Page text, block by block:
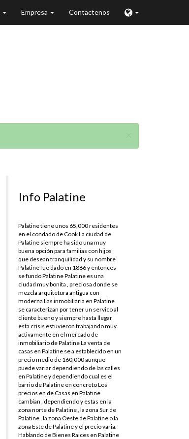
Empresa Contactenos
×
Info Palatine
Palatine tiene unos 65,000 residentes
en el condado de Cook La ciudad de
Palatine siempre ha sido una muy
buena opción para familias con hijos
que desean tranquilidad y su nombre
Palatine fue dado en 1866 y entonces
se fundo Palatine Palatine es una
ciudad muy bonita , preciosa donde se
mezcla arquitetura antigua con
moderna Las inmobiliaria en Palatine
se caracterizan por tener un servico al
cliente bueno y siempre hasta llegar
esta crisis estuvieron trabajando muy
activamente en el mercado de
inmobiliario de Palatine La venta de
casas en Palatine se a establecido en un
precio medio de 160,000 aunque
puede variar dependiendo de las calles
en Palatine y dependiendo cual es el
barrio de Palatine en concreto Los
precios en de Casas en Palatine
cambian , dependiendo y estas en la
zona norte de Palatine , la zona Sur de
Palatine , la zona Oeste de Palatine o la
zona Este de Palatine y el precio varia.
Hablando de Bienes Raices en Palatine